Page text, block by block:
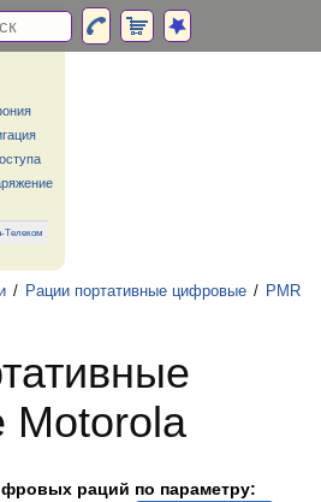
Телеком
/ Рации портативные цифровые / PMR
раций по параметру: